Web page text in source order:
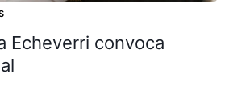
Echeverri convoca